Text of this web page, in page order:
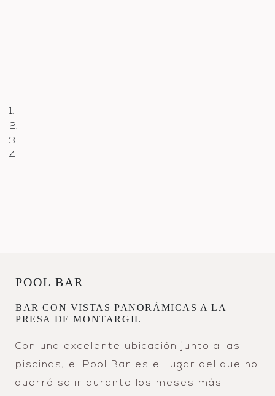
POOL BAR
BAR CON VISTAS PANORÁMICAS A LA
PRESA DE MONTARGIL
Con una excelente ubicación junto a las
piscinas, el Pool Bar es el lugar del que no
querrá salir durante los meses más